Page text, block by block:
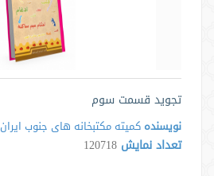
تجوید قسمت سوم
نویسنده کمیته مکتبخانه های جنوب ایران
تعداد نمایش 120718